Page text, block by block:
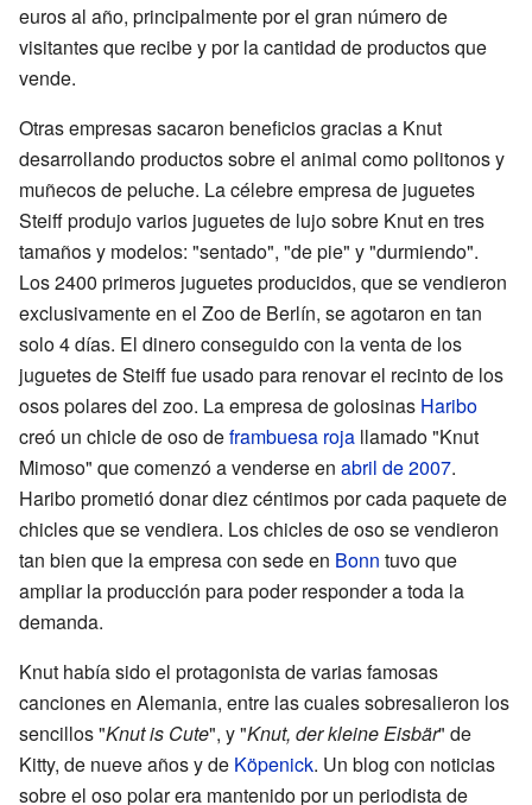
euros al año, principalmente por el gran número de
visitantes que recibe y por la cantidad de productos que
vende.
Otras empresas sacaron beneficios gracias a Knut
desarrollando productos sobre el animal como politonos y
muñecos de peluche. La célebre empresa de juguetes
Steiff produjo varios juguetes de lujo sobre Knut en tres
tamaños y modelos: "sentado", "de pie" y "durmiendo".
Los 2400 primeros juguetes producidos, que se vendieron
exclusivamente en el Zoo de Berlín, se agotaron en tan
solo 4 días. El dinero conseguido con la venta de los
juguetes de Steiff fue usado para renovar el recinto de los
osos polares del zoo. La empresa de golosinas Haribo
creó un chicle de oso deframbuesa roja llamado "Knut
Mimoso" que comenzó a venderse en abril de 2007.
Haribo prometió donar diez céntimos por cada paquete de
chicles que se vendiera. Los chicles de oso se vendieron
tan bien que la empresa con sede en Bonn tuvo que
ampliar la producción para poder responder a toda la
demanda.
Knut había sido el protagonista de varias famosas
canciones en Alemania, entre las cuales sobresalieron los
sencillos "Knut is Cute", y "Knut, der kleine Eisbär" de
Kitty, de nueve años y de Köpenick. Un blog con noticias
sobre el oso polar era mantenido por un periodista de